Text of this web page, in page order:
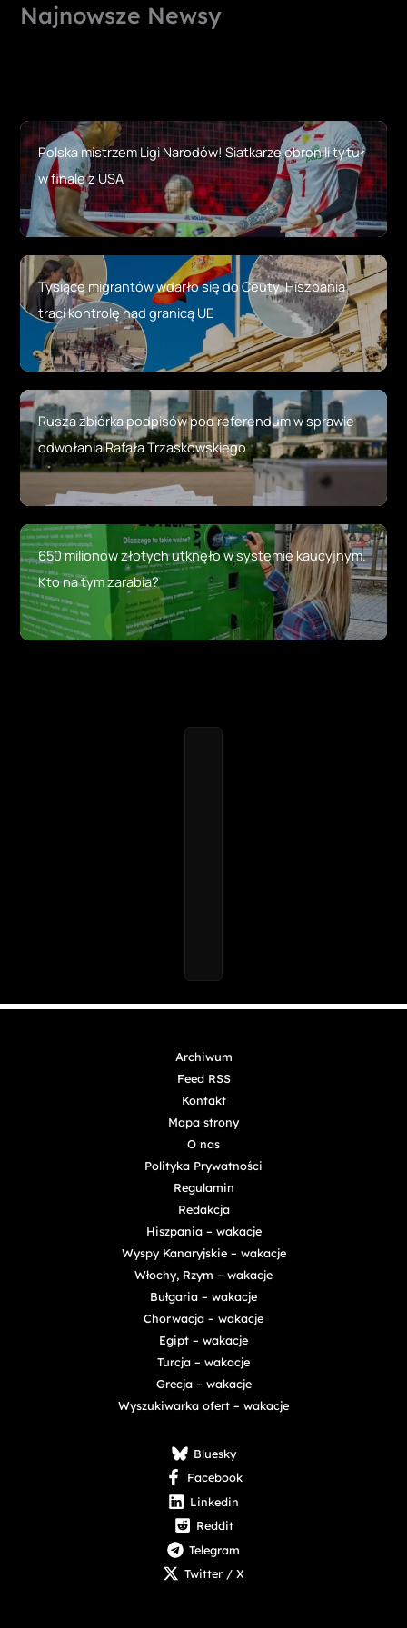
Najnowsze Newsy
Polska mistrzem Ligi Narodów! Siatkarze obronili tytuł
w finale z USA
Tysiące migrantów wdarło się do Ceuty. Hiszpania
traci kontrolę nad granicą UE
Rusza zbiórka podpisów pod referendum w sprawie
odwołania Rafała Trzaskowskiego
650 milionów złotych utknęło w systemie kaucyjnym.
Kto na tym zarabia?
Archiwum
Feed RSS
Kontakt
Mapa strony
O nas
Polityka Prywatności
Regulamin
Redakcja
Hiszpania – wakacje
Wyspy Kanaryjskie – wakacje
Włochy, Rzym – wakacje
Bułgaria – wakacje
Chorwacja – wakacje
Egipt – wakacje
Turcja – wakacje
Grecja – wakacje
Wyszukiwarka ofert – wakacje
Bluesky
Facebook
Linkedin
Reddit
Telegram
Twitter / X